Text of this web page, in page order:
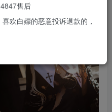
售后
欢白嫖的恶意投诉退款的，